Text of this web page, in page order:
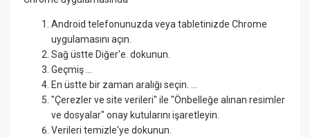
Android telefonunuzda veya tabletinizde Chrome
uygulamasını açın.
Sağ üstte Diğer'e. dokunun.
Geçmiş ...
En üstte bir zaman aralığı seçin. ...
"Çerezler ve site verileri" ile "Önbelleğe alınan resimler
ve dosyalar" onay kutularını işaretleyin.
Verileri temizle'ye dokunun.